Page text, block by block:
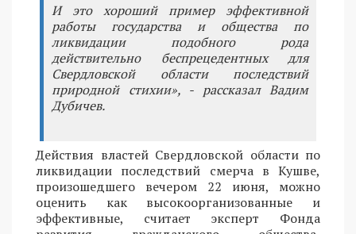
И это хороший пример эффективной
работы государства и общества по
ликвидации подобного рода
действительно беспрецедентных для
Свердловской области последствий
природной стихии», - рассказал Вадим
Дубичев.
Действия властей Свердловской области по
ликвидации последствий смерча в Кушве,
произошедшего вечером 22 июня, можно
оценить как высокоорганизованные и
эффективные, считает эксперт Фонда